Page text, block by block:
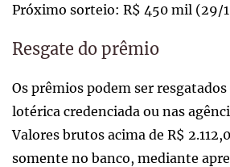
Próximo sorteio: R$ 450 mil (29/
Resgate do prêmio
Os prêmios podem ser
lotérica credenciada ou nas
Valores brutos acima de R$
somente no banco, mediante